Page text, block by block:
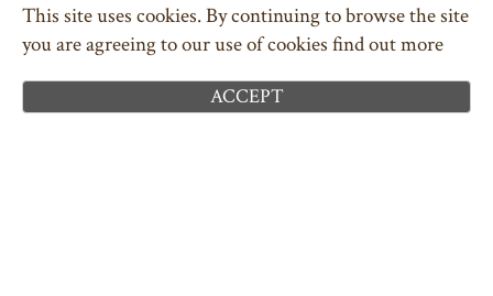
This site uses cookies. By continuing to browse the site
you are agreeing to our use of cookies find out more
POLITYKA PRYWATNOŚCI
CIASTECZKA ( COOKIES )
SITEMAP